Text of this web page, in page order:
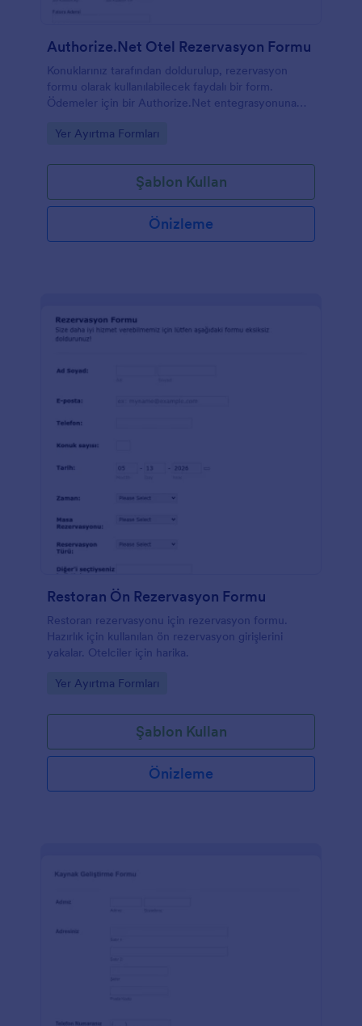
Authorize.Net Otel Rezervasyon Formu
Konuklarınız tarafından doldurulup, rezervasyon
formu olarak kullanılabilecek faydalı bir form.
Ödemeler için bir Authorize.Net entegrasyonuna
hızlı hale getirin. Otelciler için mükemmel.
Go to Category:
Yer Ayırtma Formları
Şablon Kullan
Önizleme
Restoran Ön Rezervasyon Formu
Restoran rezervasyonu için rezervasyon formu.
Hazırlık için kullanılan ön rezervasyon girişlerini
yakalar. Otelciler için harika.
Go to Category:
Yer Ayırtma Formları
Şablon Kullan
Önizleme